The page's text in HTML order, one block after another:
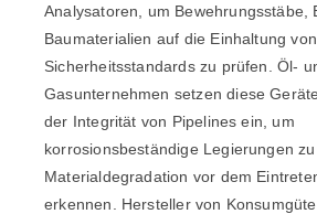
Analysatoren, um Bewehrungsstäbe,
Baumaterialien auf die Einhaltung von
Sicherheitsstandards zu prüfen. Öl-
Gasunternehmen setzen diese
der Integrität von Pipelines ein, um
korrosionsbeständige Legierungen
Materialdegradation vor dem
erkennen. Hersteller von